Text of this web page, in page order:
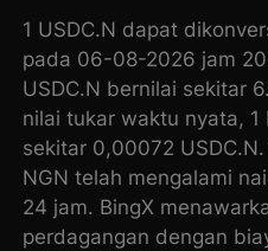
1 USDC.N dapat
pada 06-08-2026 jam
USDC.N bernilai sekitar
nilai tukar waktu nyata,
sekitar 0,00072
NGN telah mengalami
24 jam. BingX
perdagangan dengan